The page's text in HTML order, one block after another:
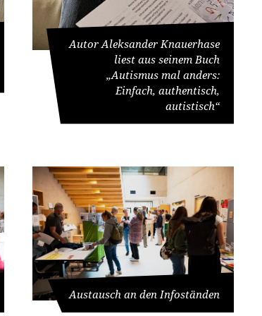
Autor Aleksander Knauerhase
liest aus seinem Buch
„Autismus mal anders:
Einfach, authentisch,
autistisch“
Austausch an den Infoständen